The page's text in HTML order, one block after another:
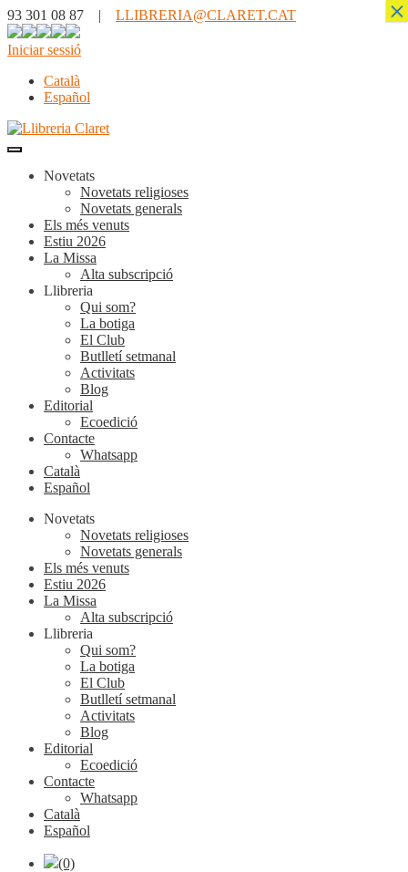
93 301 08 87 | LLIBRERIA@CLARET.CAT
Iniciar sessió
Català
Español
Novetats
Novetats religioses
Novetats generals
Els més venuts
Estiu 2026
La Missa
Alta subscripció
Llibreria
Qui som?
La botiga
El Club
Butlletí setmanal
Activitats
Blog
Editorial
Ecoedició
Contacte
Whatsapp
Català
Español
Novetats
Novetats religioses
Novetats generals
Els més venuts
Estiu 2026
La Missa
Alta subscripció
Llibreria
Qui som?
La botiga
El Club
Butlletí setmanal
Activitats
Blog
Editorial
Ecoedició
Contacte
Whatsapp
Català
Español
(0)
×